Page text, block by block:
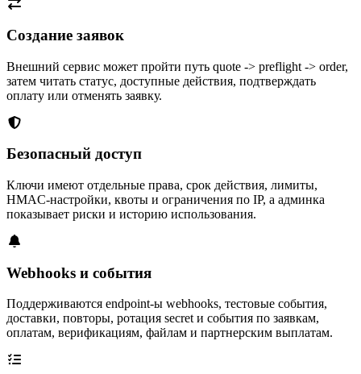
Создание заявок
Внешний сервис может пройти путь quote -> preflight -> order,
затем читать статус, доступные действия, подтверждать
оплату или отменять заявку.
Безопасный доступ
Ключи имеют отдельные права, срок действия, лимиты,
HMAC-настройки, квоты и ограничения по IP, а админка
показывает риски и историю использования.
Webhooks и события
Поддерживаются endpoint-ы webhooks, тестовые события,
доставки, повторы, ротация secret и события по заявкам,
оплатам, верификациям, файлам и партнерским выплатам.